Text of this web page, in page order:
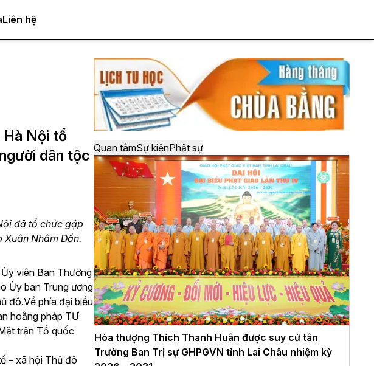
Liên hệ
Nội tổ
dân tộc
đã tổ chức gặp
Nhâm Dần.
viên Ban Thường
Ủy ban Trung ương
đô.Về phía đại biểu
hoằng pháp TƯ
trận Tổ quốc
– xã hội Thủ đô
Quan tâmSự kiệnPhật sự
Hòa thượng Thích Thanh Huân được suy cử tân
Trưởng Ban Trị sự GHPGVN tỉnh Lai Châu nhiệm kỳ